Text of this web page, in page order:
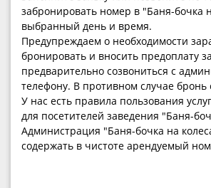
забронировать номер в "Баня-бочка
выбранный день и время.
Предупреждаем о необходимости
бронировать и вносить предоплату
предварительно созвониться с
телефону. В противном случае бронь
У нас есть правила пользования
для посетителей заведения "Баня-
Администрация "Баня-бочка на
содержать в чистоте арендуемый